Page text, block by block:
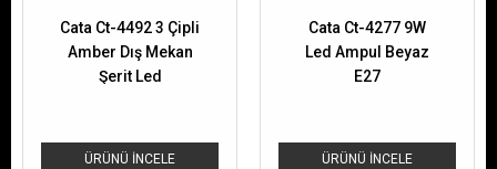
ÜRÜNÜ İNCELE
Cata Ct-4492 3 Çipli
Amber Dış Mekan
Şerit Led
ÜRÜNÜ İNCELE
Cata Ct-4277 9W
Led Ampul Beyaz
E27